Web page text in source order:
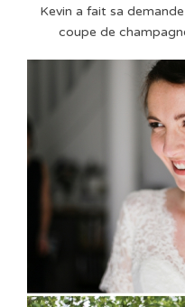
Kevin a fait sa
coupe de